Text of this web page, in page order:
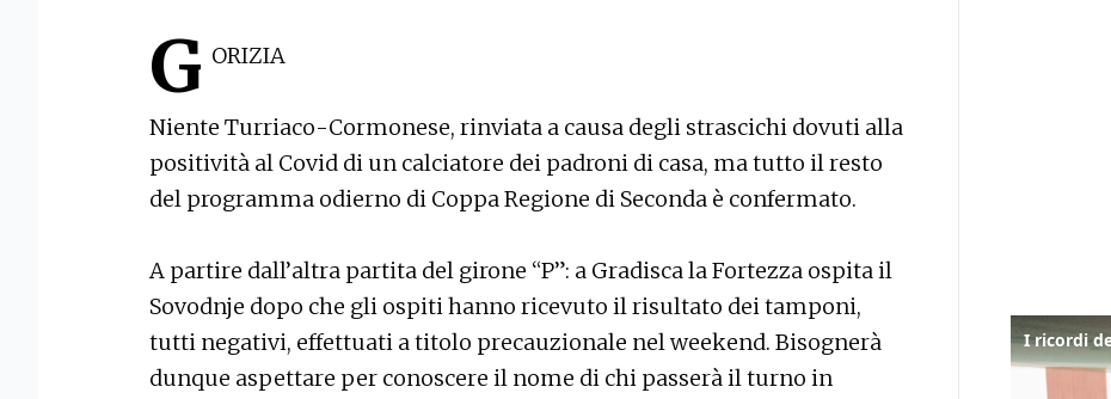
G ORIZIA
Niente Turriaco-Cormonese, rinviata a causa degli strascichi dovuti alla
positività al Covid di un calciatore dei padroni di casa, ma tutto il resto
del programma odierno di Coppa Regione di Seconda è confermato.
A partire dall’altra partita del girone “P”: a Gradisca la Fortezza ospita il
Sovodnje dopo che gli ospiti hanno ricevuto il risultato dei tamponi,
tutti negativi, effettuati a titolo precauzionale nel weekend. Bisognerà
dunque aspettare per conoscere il nome di chi passerà il turno in